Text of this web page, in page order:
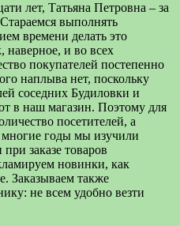
лет, Татьяна Петровна – за
выполнять
времени делать это
наверное, и во всех
покупателей постепенно
наплыва нет, поскольку
соседних Будиловки и
в наш магазин. Поэтому для
посетителей, а
годы мы изучили
заказе товаров
новинки, как
Заказываем также
не всем удобно везти